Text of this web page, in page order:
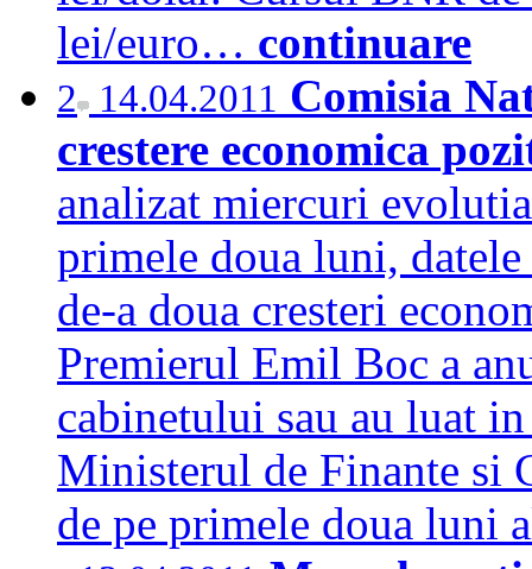
lei/euro… continuare
2 14.04.2011 Comisia
crestere economica
analizat miercuri
primele doua luni,
de-a doua cresteri
Premierul Emil Boc a
cabinetului sau au luat
Ministerul de Finante si
de pe primele doua